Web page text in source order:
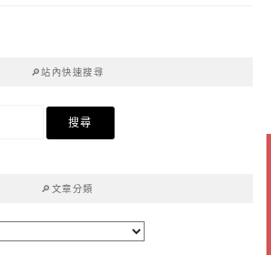
🔎站內快速搜尋
🔎文章分類